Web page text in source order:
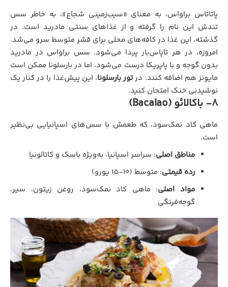
پاتاتاس براواس، به معنای «سیب‌زمینی شجاع»، به خاطر سس
تندش این نام را گرفته و از غذاهای سنتی مادرید است. در
گذشته، این غذا در کافه‌های محلی برای قشر متوسط سرو می‌شد.
امروزه، در هر تاپاس‌بار پیدا می‌شود. سس براواس در مادرید
بدون گوجه و با پاپریکا درست می‌شود، اما در بارسلونا ممکن است
مایونز هم اضافه کنند. درتور بارسلونا، این پیش‌غذا را در کنار یک
نوشیدنی خنک امتحان کنید.
8- باکالائو (Bacalao)
ماهی کاد نمک‌سود، که طعمش با سس‌های اسپانیایی بی‌نظیر
است.
مناطق اصلی: سراسر اسپانیا، به‌ویژه باسک و کاتالونیا
رده قیمتی: متوسط (۱۰-۱۵ یورو)
مواد اصلی: ماهی کاد نمک‌سود، روغن زیتون، سیر،
گوجه‌فرنگی